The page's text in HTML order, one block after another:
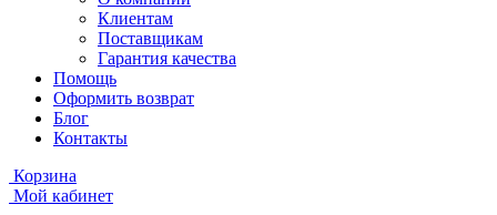
Клиентам
Поставщикам
Гарантия качества
Помощь
Оформить возврат
Блог
Контакты
Корзина
Мой кабинет